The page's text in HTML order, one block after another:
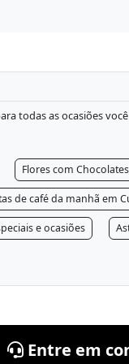
todas as ocasiões
Flores com Chocolates
de café da manhã em
e ocasiões
Entre em